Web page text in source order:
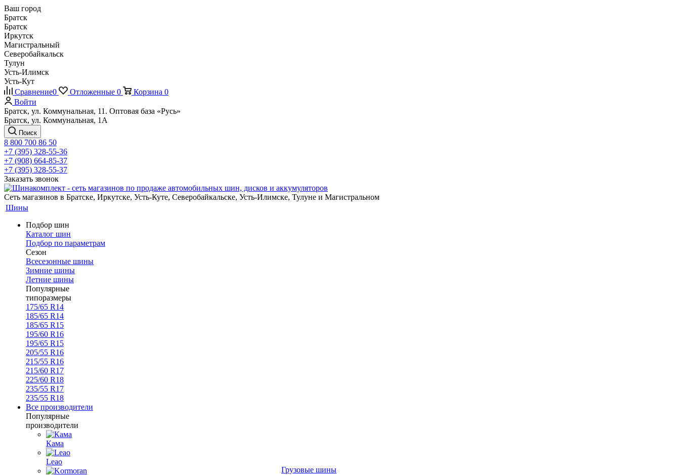
Ваш город
Братск
Братск
Иркутск
Магистральный
Северобайкальск
Тулун
Усть-Илимск
Усть-Кут
Сравнение0 Отложенные 0 Корзина 0
Войти
Братск, ул. Коммунальная, 11. Оптовая база «Русь»
Братск, ул. Коммунальная, 1А
Поиск
8 800 700 86 50
+7 (395) 328-55-36
+7 (908) 664-85-37
+7 (395) 328-55-37
Заказать звонок
Сеть магазинов в Братске, Иркутске, Усть-Куте, Северобайкальске, Усть-Илимске, Тулуне и Магистральном
Шины
Подбор шин
Каталог шин
Подбор по параметрам
Сезон
Всесезонные шины
Зимние шины
Летние шины
Популярные
типоразмеры
175/65 R14
185/65 R14
185/65 R15
195/60 R16
195/65 R15
205/55 R16
215/55 R16
215/60 R17
225/60 R18
235/55 R17
235/55 R18
Все производители
Популярные
производители
Кама
Leao
Грузовые шины